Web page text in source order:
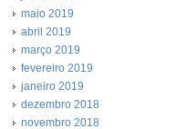
maio 2019
abril 2019
março 2019
fevereiro 2019
janeiro 2019
dezembro 2018
novembro 2018